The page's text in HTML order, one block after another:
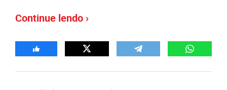
Continue lendo ›